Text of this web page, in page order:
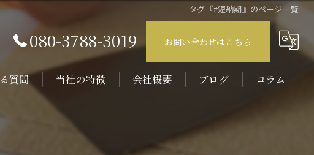
タグ『#短納期』のページ一覧
080-3788-3019 お問い合わせはこちら
質問 当社の特徴
壁紙
会社概要 ブログ コラム